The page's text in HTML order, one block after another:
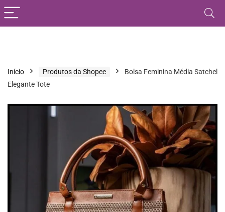
Início Produtos da Shopee
Bolsa Feminina Média Satchel
Elegante Tote